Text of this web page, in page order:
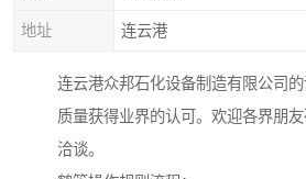
地址 连云港
连云港众邦石化设备制造有限公司
质量获得业界的认可。欢迎各界朋
洽谈。